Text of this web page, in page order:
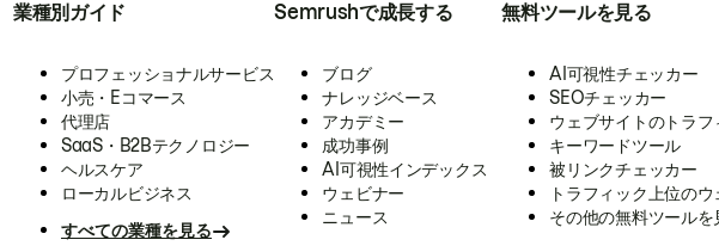
業種別ガイド
プロフェッショナルサービス
小売・Eコマース
代理店
SaaS・B2Bテクノロジー
ヘルスケア
ローカルビジネス
すべての業種を見る
Semrushで成長する
ブログ
ナレッジベース
アカデミー
成功事例
AI可視性インデックス
ウェビナー
ニュース
無料ツールを見る
AI可視性チェッカー
SEOチェッカー
ウェブサイトのトラ
キーワードツール
被リンクチェッカー
トラフィック上位の
その他の無料ツールを